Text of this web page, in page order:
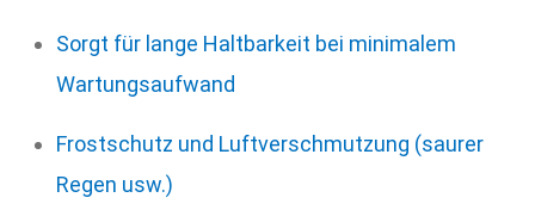
Sorgt für lange Haltbarkeit bei minimalem
Wartungsaufwand
Frostschutz und Luftverschmutzung (saurer
Regen usw.)